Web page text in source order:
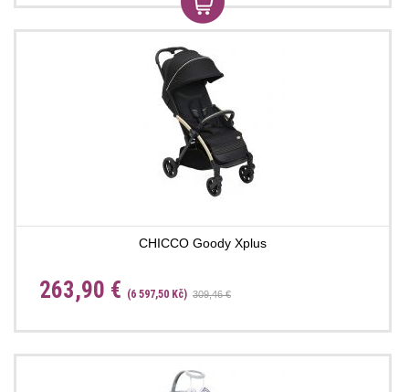
CHICCO Goody Xplus
263,90 € (6 597,50 Kč) 309,46 €